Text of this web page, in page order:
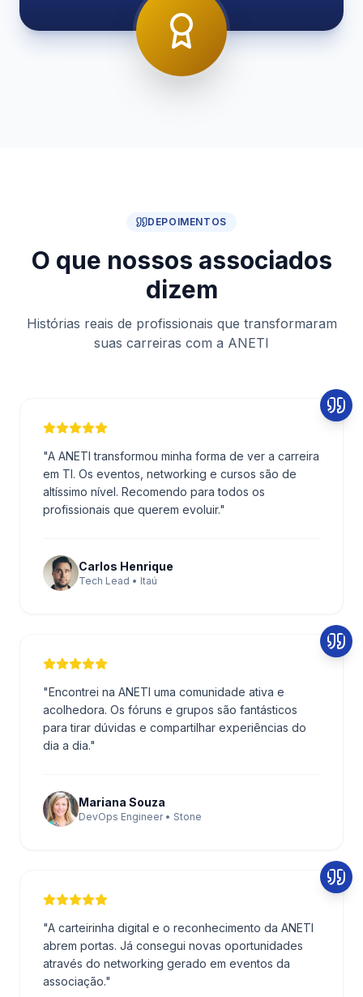
DEPOIMENTOS
O que nossos associados
dizem
Histórias reais de profissionais que transformaram
suas carreiras com a ANETI
"A ANETI transformou minha forma de ver a carreira
em TI. Os eventos, networking e cursos são de
altíssimo nível. Recomendo para todos os
profissionais que querem evoluir."
Carlos Henrique
Tech Lead • Itaú
"Encontrei na ANETI uma comunidade ativa e
acolhedora. Os fóruns e grupos são fantásticos
para tirar dúvidas e compartilhar experiências do
dia a dia."
Mariana Souza
DevOps Engineer • Stone
"A carteirinha digital e o reconhecimento da ANETI
abrem portas. Já consegui novas oportunidades
através do networking gerado em eventos da
associação."